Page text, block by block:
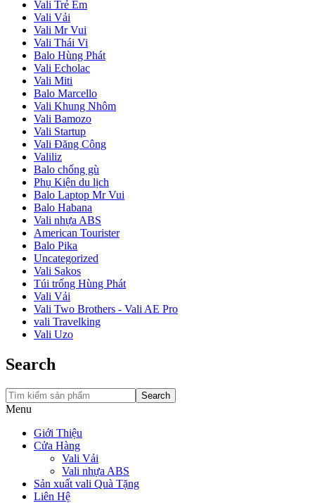
Vali Trẻ Em
Vali Vải
Vali Mr Vui
Vali Thái Vi
Balo Hùng Phát
Vali Echolac
Vali Miti
Balo Marcello
Vali Khung Nhôm
Vali Bamozo
Vali Startup
Vali Đăng Công
Valiliz
Balo chống gù
Phụ Kiện du lịch
Balo Laptop Mr Vui
Balo Habana
Vali nhựa ABS
American Tourister
Balo Pika
Uncategorized
Vali Sakos
Túi trống Hùng Phát
Vali Vải
Vali Two Brothers - Vali AE Pro
vali Travelking
Vali Uzo
Search
Search
Menu
Giới Thiệu
Cửa Hàng
Vali Vải
Vali nhựa ABS
Sản xuất vali Quà Tặng
Liên Hệ